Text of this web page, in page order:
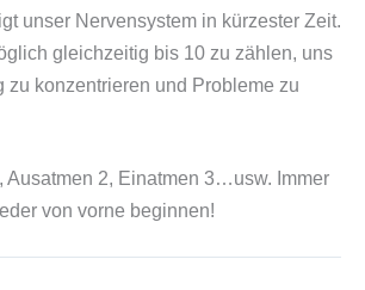
unser Nervensystem in kürzester Zeit.
gleichzeitig bis 10 zu zählen, uns
zu konzentrieren und Probleme zu
Ausatmen 2, Einatmen 3…usw. Immer
von vorne beginnen!